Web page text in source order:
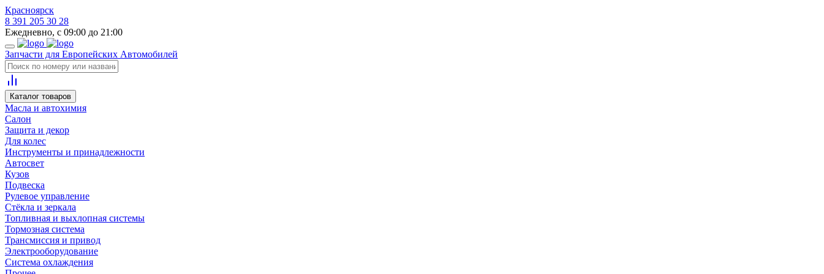
Красноярск
8 391 205 30 28
Ежедневно, с 09:00 до 21:00
Запчасти для Европейских Автомобилей
Каталог товаров
Масла и автохимия
Салон
Защита и декор
Для колес
Инструменты и принадлежности
Автосвет
Кузов
Подвеска
Рулевое управление
Стёкла и зеркала
Топливная и выхлопная системы
Тормозная система
Трансмиссия и привод
Электрооборудование
Система охлаждения